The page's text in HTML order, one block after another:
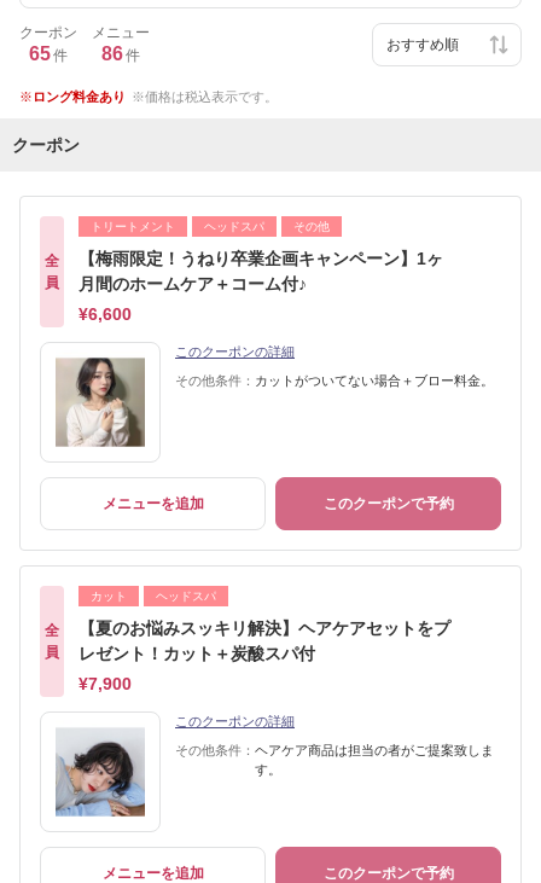
クーポン
65件
メニュー
86件
ロング料金あり 価格は税込表示です。
クーポン
全
員
トリートメント ヘッドスパ その他
【梅雨限定！うねり卒業企画キャンペーン】1ヶ
月間のホームケア＋コーム付♪
¥6,600
このクーポンの詳細
その他条件： カットがついてない場合＋ブロー料金。
メニューを追加 このクーポンで予約
全
員
カット ヘッドスパ
【夏のお悩みスッキリ解決】ヘアケアセットをプ
レゼント！カット＋炭酸スパ付
¥7,900
このクーポンの詳細
その他条件： ヘアケア商品は担当の者がご提案致しま
す。
メニューを追加 このクーポンで予約